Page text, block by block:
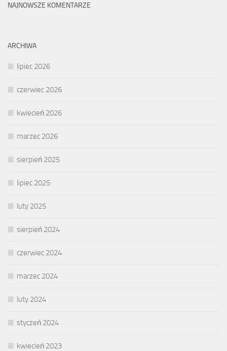
NAJNOWSZE KOMENTARZE
ARCHIWA
lipiec 2026
czerwiec 2026
kwiecień 2026
marzec 2026
sierpień 2025
lipiec 2025
luty 2025
sierpień 2024
czerwiec 2024
marzec 2024
luty 2024
styczeń 2024
kwiecień 2023